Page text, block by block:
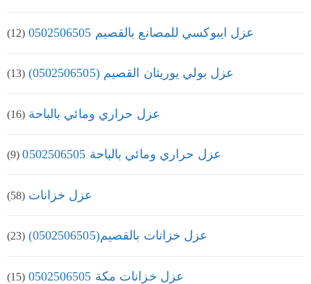
عزل ايبوكسي للمصانع بالقصيم 0502506505 (12)
عزل بولي يوريثان القصيم (0502506505) (13)
عزل حراري ومائي بالباحة (16)
عزل حراري ومائي بالباحة 0502506505 (9)
عزل خزانات (58)
عزل خزانات بالقصيم(0502506505) (23)
عزل خزانات مكة 0502506505 (15)